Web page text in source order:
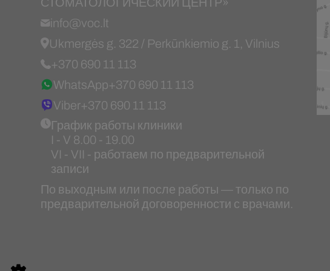
info@voc.lt
Ukmergės g. 322 / Perkūnkiemio g. 1, Vilnius
+370 690 11 113
WhatsApp+370 690 11 113
Viber+370 690 11 113
График работы клиники
I - V 8.00 - 19.00
VI - VII - работаем по предварительной
записи
По выходным или после работы — только по
предварительной договоренности с врачами.